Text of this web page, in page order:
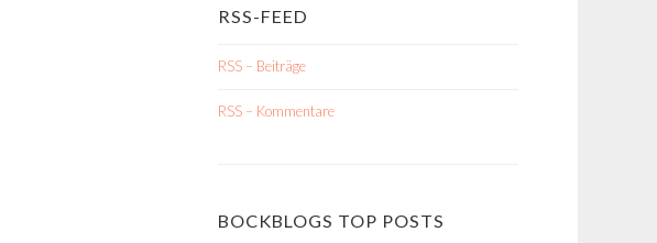
RSS-FEED
RSS – Beiträge
RSS – Kommentare
BOCKBLOGS TOP POSTS